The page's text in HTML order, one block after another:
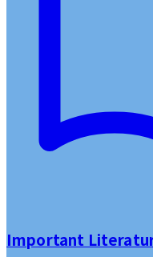
Important